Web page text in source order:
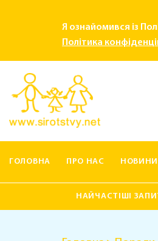
Я ознайомився із
Політика
ГОЛОВНА ПРО НАС НОВИНИ
НАЙЧАСТІШІ